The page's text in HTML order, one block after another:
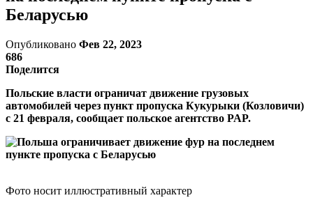
Беларусью
Опубликовано Фев 22, 2023
686
Поделится
Польские власти ограничат движение грузовых
автомобилей через пункт пропуска Кукурыки (Козловичи)
с 21 февраля, сообщает польское агентство PAP.
Фото носит иллюстративный характер